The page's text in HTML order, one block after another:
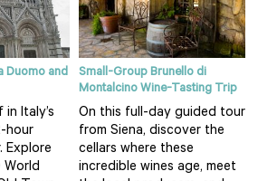
Duomo and
in Italy’s
hour
Explore
World
Small-Group Brunello di
Montalcino Wine-Tasting Trip
On this full-day guided tour
from Siena, discover the
cellars where these
incredible wines age, meet